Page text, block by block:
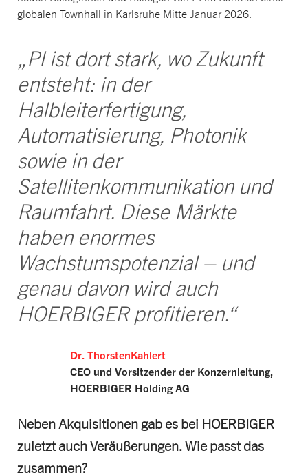
globalen Townhall in Karlsruhe Mitte Januar 2026.
„PI ist dort stark, wo Zukunft
entsteht: in der
Halbleiterfertigung,
Automatisierung, Photonik
sowie in der
Satellitenkommunikation und
Raumfahrt. Diese Märkte
haben enormes
Wachstumspotenzial – und
genau davon wird auch
HOERBIGER profitieren.“
Dr. ThorstenKahlert
CEO und Vorsitzender der Konzernleitung,
HOERBIGER Holding AG
Neben Akquisitionen gab es bei HOERBIGER
zuletzt auch Veräußerungen. Wie passt das
zusammen?